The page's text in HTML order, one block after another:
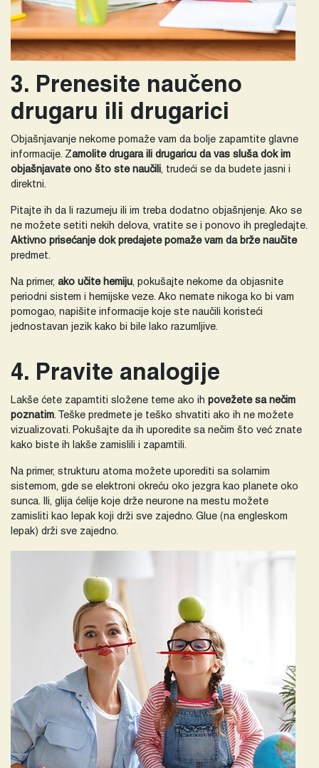
3. Prenesite naučeno
drugaru ili drugarici
Objašnjavanje nekome pomaže vam da bolje zapamtite glavne
informacije. Zamolite drugara ili drugaricu da vas sluša dok im
objašnjavate ono što ste naučili , trudeći se da budete jasni i
direktni.
Pitajte ih da li razumeju ili im treba dodatno objašnjenje. Ako se
ne možete setiti nekih delova, vratite se i ponovo ih pregledajte.
Aktivno prisećanje dok predajete pomaže vam da brže naučite
predmet.
Na primer, ako učite hemiju, pokušajte nekome da objasnite
periodni sistem i hemijske veze. Ako nemate nikoga ko bi vam
pomogao, napišite informacije koje ste naučili koristeći
jednostavan jezik kako bi bile lako razumljive.
4. Pravite analogije
Lakše ćete zapamtiti složene teme ako ih povežete sa nečim
poznatim. Teške predmete je teško shvatiti ako ih ne možete
vizualizovati. Pokušajte da ih uporedite sa nečim što već znate
kako biste ih lakše zamislili i zapamtili.
Na primer, strukturu atoma možete uporediti sa solarnim
sistemom, gde se elektroni okreću oko jezgra kao planete oko
sunca. Ili, glija ćelije koje drže neurone na mestu možete
zamisliti kao lepak koji drži sve zajedno. Glue (na engleskom
lepak) drži sve zajedno.